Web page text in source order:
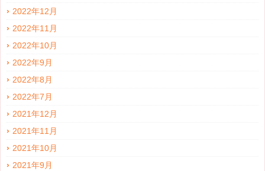
2022年12月
2022年11月
2022年10月
2022年9月
2022年8月
2022年7月
2021年12月
2021年11月
2021年10月
2021年9月